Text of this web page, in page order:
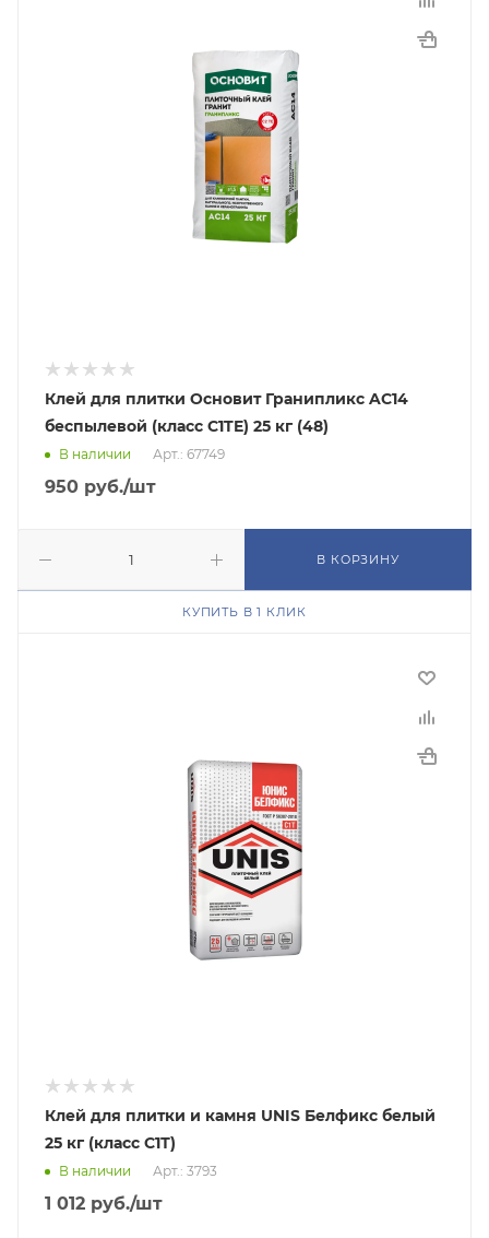
Клей для плитки Основит Гранипликс AC14
беспылевой (класс С1TE) 25 кг (48)
В наличии Арт.: 67749
950 руб./шт
В КОРЗИНУ
КУПИТЬ В 1 КЛИК
Клей для плитки и камня UNIS Белфикс белый
25 кг (класс С1Т)
В наличии Арт.: 3793
1 012 руб./шт